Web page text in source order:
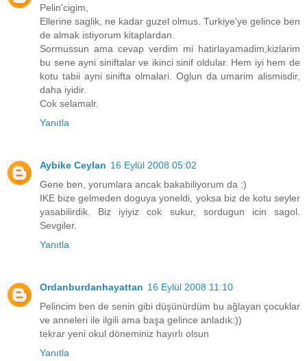
Pelin'cigim,
Ellerine saglik, ne kadar guzel olmus. Turkiye'ye gelince ben
de almak istiyorum kitaplardan.
Sormussun ama cevap verdim mi hatirlayamadim,kizlarim
bu sene ayni siniftalar ve ikinci sinif oldular. Hem iyi hem de
kotu tabii ayni sinifta olmalari. Oglun da umarim alismisdir,
daha iyidir.
Cok selamalr.
Yanıtla
Aybike Ceylan 16 Eylül 2008 05:02
Gene ben, yorumlara ancak bakabiliyorum da :)
IKE bize gelmeden doguya yoneldi, yoksa biz de kotu seyler
yasabilirdik. Biz iyiyiz cok sukur, sordugun icin sagol.
Sevgiler.
Yanıtla
Ordanburdanhayattan 16 Eylül 2008 11:10
Pelincim ben de senin gibi düşünürdüm bu ağlayan çocuklar
ve anneleri ile ilgili ama başa gelince anladık:))
tekrar yeni okul döneminiz hayırlı olsun
Yanıtla